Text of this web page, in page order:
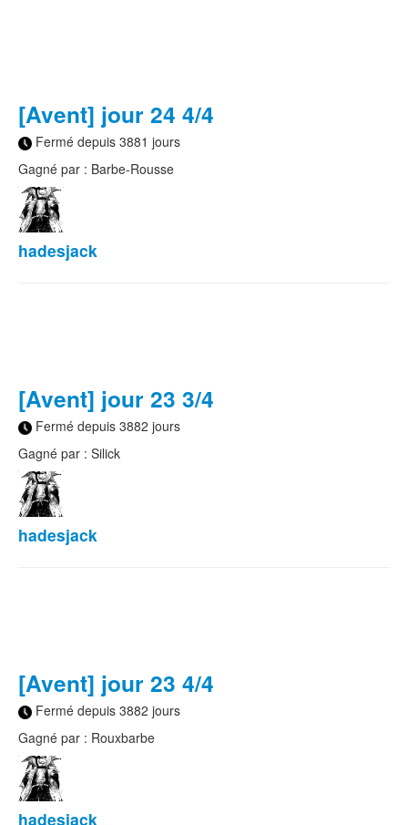
[Avent] jour 24 4/4
Fermé depuis 3881 jours
Gagné par : Barbe-Rousse
hadesjack
[Avent] jour 23 3/4
Fermé depuis 3882 jours
Gagné par : Silick
hadesjack
[Avent] jour 23 4/4
Fermé depuis 3882 jours
Gagné par : Rouxbarbe
hadesjack